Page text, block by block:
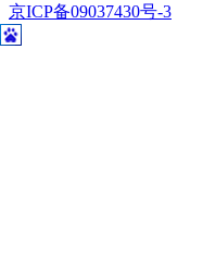
京ICP备09037430号-3